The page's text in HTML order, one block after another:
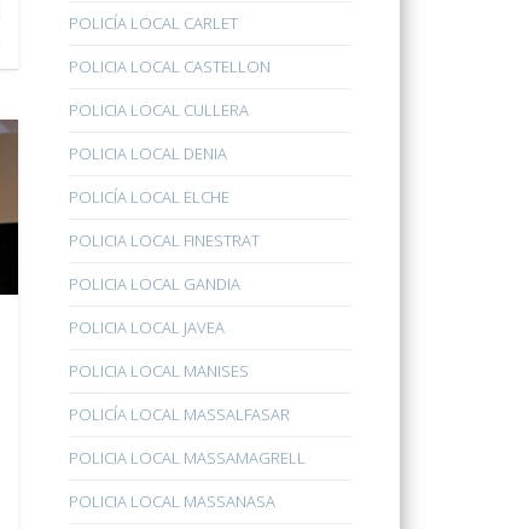
POLICÍA LOCAL CARLET
POLICIA LOCAL CASTELLON
POLICIA LOCAL CULLERA
POLICIA LOCAL DENIA
POLICÍA LOCAL ELCHE
POLICIA LOCAL FINESTRAT
POLICIA LOCAL GANDIA
POLICIA LOCAL JAVEA
POLICIA LOCAL MANISES
POLICÍA LOCAL MASSALFASAR
POLICIA LOCAL MASSAMAGRELL
POLICIA LOCAL MASSANASA